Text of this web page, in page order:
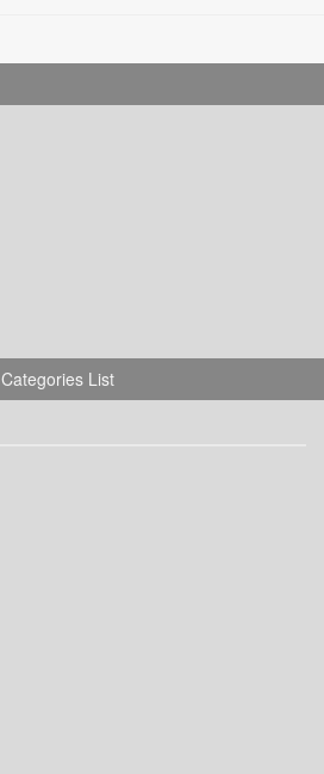
Categories List